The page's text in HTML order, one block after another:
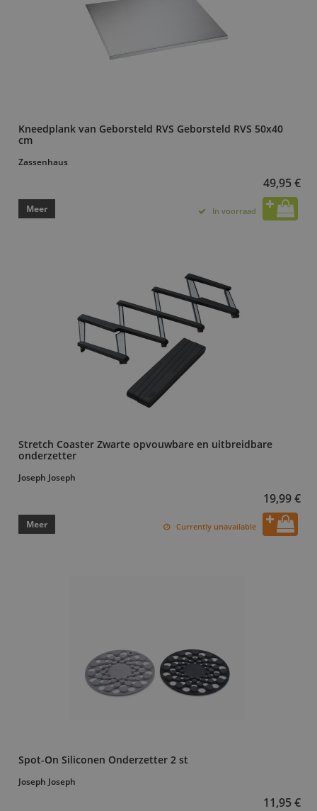
Kneedplank van Geborsteld RVS Geborsteld RVS 50x40
cm
Zassenhaus
49,95 €
Meer In voorraad
Stretch Coaster Zwarte opvouwbare en uitbreidbare
onderzetter
Joseph Joseph
19,99 €
Meer Currently unavailable
Spot-On Siliconen Onderzetter 2 st
Joseph Joseph
11,95 €